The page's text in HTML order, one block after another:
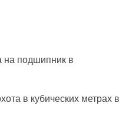
на подшипник в
в кубических метрах в